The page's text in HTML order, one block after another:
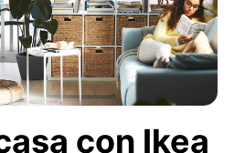
con Ikea